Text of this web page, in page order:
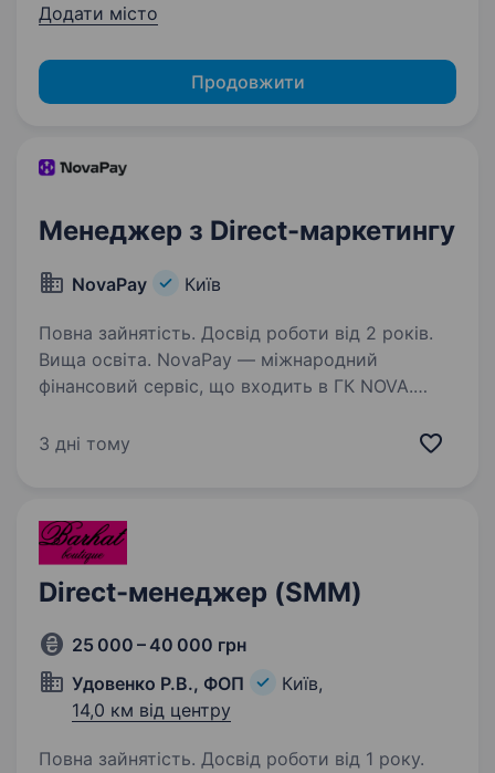
Додати місто
Продовжити
Менеджер з Direct-маркетингу
NovaPay Київ
Повна зайнятість. Досвід роботи від 2 років.
Вища освіта. NovaPay — міжнародний
фінансовий сервіс, що входить в ГК NOVA.
бізнесу та мільйонів користувачів. Розвиваємо
3 дні тому
Direct-менеджер (SMM)
25 000 – 40 000 грн
Удовенко Р.В., ФОП
Київ,
14,0 км від центру
Повна зайнятість. Досвід роботи від 1 року.